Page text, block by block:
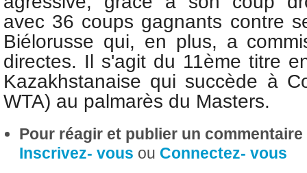
avec 36 coups gagnants contre
Biélorusse qui, en plus, a
directes. Il s'agit du 11ème titre
Kazakhstanaise qui succède à
WTA) au palmarès du Masters.
Pour réagir et publier un
Inscrivez- vous ou Connectez- vous